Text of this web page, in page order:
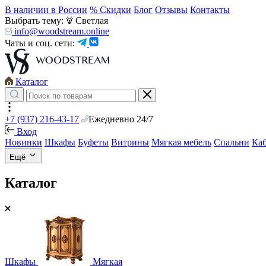
В наличии в России % Скидки Блог Отзывы Контакты
Выбрать тему:
Светлая
info@woodstream.online
Чаты и соц. сети:
Каталог
+7 (937) 216-43-17
Ежедневно 24/7
Вход
Новинки Шкафы Буфеты Витрины Мягкая мебель Спальни
Ещё
Каталог
Шкафы Мягкая